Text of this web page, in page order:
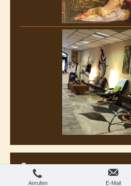
Druckversion
© D&N Thai-Massage
Anrufen E-Mail